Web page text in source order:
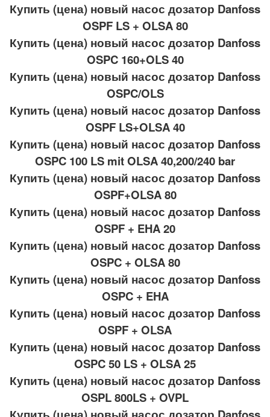
Купить (цена) новый насос дозатор Danfoss
OSPF LS + OLSA 80
Купить (цена) новый насос дозатор Danfoss
OSPC 160+OLS 40
Купить (цена) новый насос дозатор Danfoss
OSPC/OLS
Купить (цена) новый насос дозатор Danfoss
OSPF LS+OLSA 40
Купить (цена) новый насос дозатор Danfoss
OSPC 100 LS mit OLSA 40,200/240 bar
Купить (цена) новый насос дозатор Danfoss
OSPF+OLSA 80
Купить (цена) новый насос дозатор Danfoss
OSPF + EHA 20
Купить (цена) новый насос дозатор Danfoss
OSPC + OLSA 80
Купить (цена) новый насос дозатор Danfoss
OSPC + EHA
Купить (цена) новый насос дозатор Danfoss
OSPF + OLSA
Купить (цена) новый насос дозатор Danfoss
OSPC 50 LS + OLSA 25
Купить (цена) новый насос дозатор Danfoss
OSPL 800LS + OVPL